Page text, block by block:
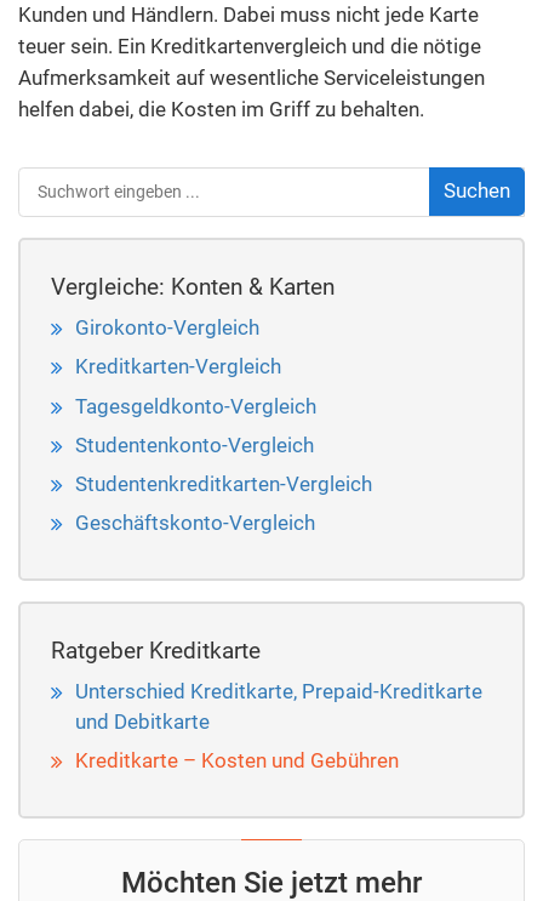
Kunden und Händlern. Dabei muss nicht jede Karte
teuer sein. Ein Kreditkartenvergleich und die nötige
Aufmerksamkeit auf wesentliche Serviceleistungen
helfen dabei, die Kosten im Griff zu behalten.
Vergleiche: Konten & Karten
Girokonto-Vergleich
Kreditkarten-Vergleich
Tagesgeldkonto-Vergleich
Studentenkonto-Vergleich
Studentenkreditkarten-Vergleich
Geschäftskonto-Vergleich
Ratgeber Kreditkarte
Unterschied Kreditkarte, Prepaid-Kreditkarte
und Debitkarte
Kreditkarte – Kosten und Gebühren
Möchten Sie jetzt mehr